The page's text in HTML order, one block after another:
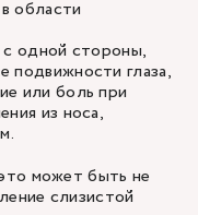
области
с одной стороны,
подвижности глаза,
или боль при
из носа,
может быть не
слизистой